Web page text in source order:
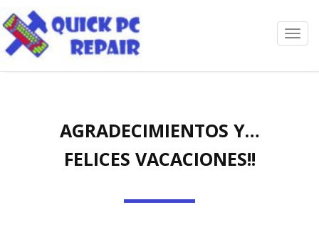
AGRADECIMIENTOS Y…
FELICES VACACIONES!!